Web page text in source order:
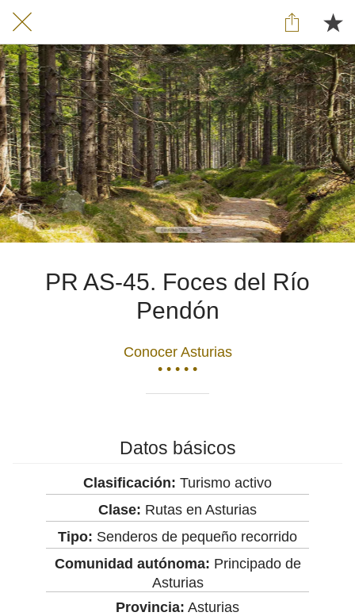
PR AS-45. Foces del Río
Pendón
Conocer Asturias
• • • • •
Datos básicos
Clasificación: Turismo activo
Clase: Rutas en Asturias
Tipo: Senderos de pequeño recorrido
Comunidad autónoma: Principado de
Asturias
Provincia: Asturias